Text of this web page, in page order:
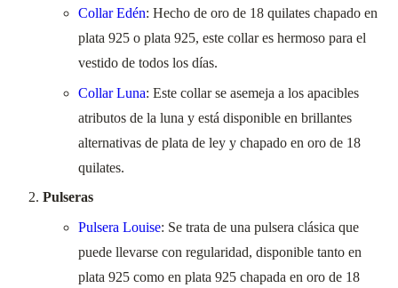
Collar Edén: Hecho de oro de 18 quilates chapado en
plata 925 o plata 925, este collar es hermoso para el
vestido de todos los días.
Collar Luna: Este collar se asemeja a los apacibles
atributos de la luna y está disponible en brillantes
alternativas de plata de ley y chapado en oro de 18
quilates.
Pulseras
Pulsera Louise: Se trata de una pulsera clásica que
puede llevarse con regularidad, disponible tanto en
plata 925 como en plata 925 chapada en oro de 18